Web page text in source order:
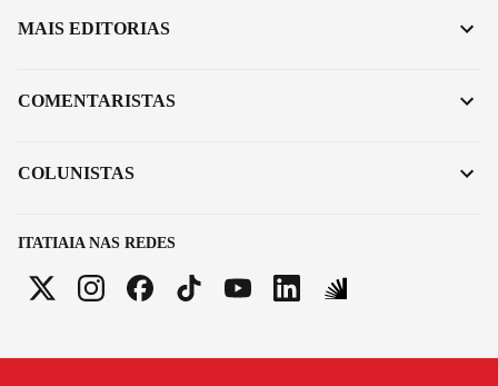
ITATIAIA NAS REDES
MAIS EDITORIAS
COMENTARISTAS
COLUNISTAS